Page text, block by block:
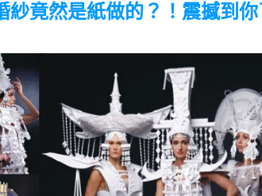
紗竟然是紙做的？！震撼到你